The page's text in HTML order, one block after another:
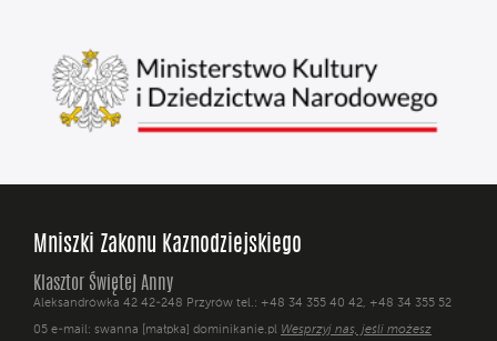
Mniszki Zakonu Kaznodziejskiego
Klasztor Świętej Anny
Aleksandrówka 42 42-248 Przyrów tel.: +48 34 355 40 42, +48 34 355 52
05 e-mail: swanna [małpka] dominikanie.pl Wesprzyj nas, jeśli możesz